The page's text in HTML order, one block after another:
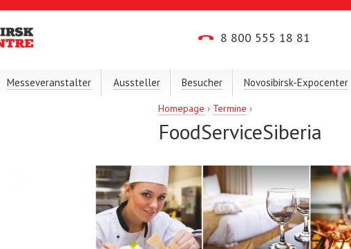
8 800 555 18 81
Messeveranstalter Aussteller Besucher Novosibirsk-Expocenter
Homepage › Termine ›
FoodServiceSiberia